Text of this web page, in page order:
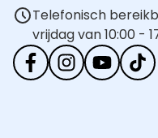
Telefonisch
vrijdag van 10:00 -